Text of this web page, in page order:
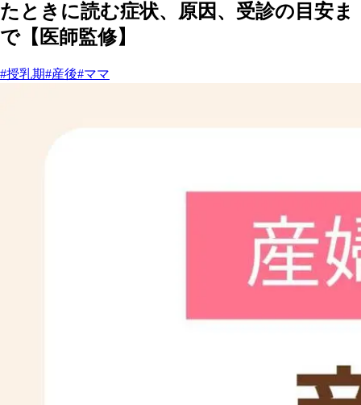
たときに読む症状、原因、受診の目安ま
で【医師監修】
#授乳期#産後#ママ